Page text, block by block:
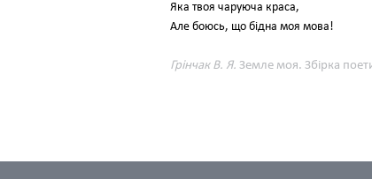
Яка твоя чаруюча краса,
Але боюсь, що бідна моя мова!
Грінчак В. Я. Земле моя. Збірка